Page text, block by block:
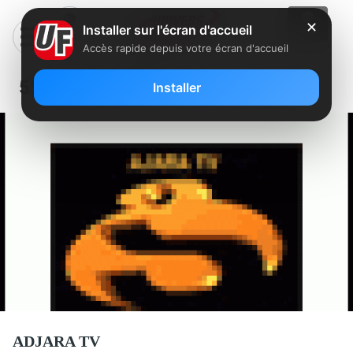
554 – ADJARA TV
ADJARA TV
✕
Installer sur l'écran d'accueil
Accès rapide depuis votre écran d'accueil
Installer